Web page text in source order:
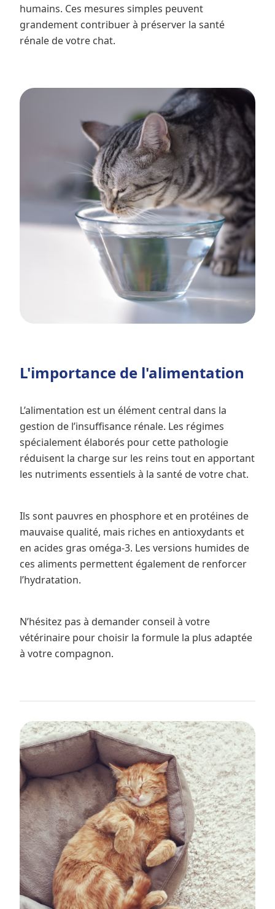
humains. Ces mesures simples peuvent
grandement contribuer à préserver la santé
rénale de votre chat.
L'importance de l'alimentation
L’alimentation est un élément central dans la
gestion de l’insuffisance rénale. Les régimes
spécialement élaborés pour cette pathologie
réduisent la charge sur les reins tout en apportant
les nutriments essentiels à la santé de votre chat.
Ils sont pauvres en phosphore et en protéines de
mauvaise qualité, mais riches en antioxydants et
en acides gras oméga-3. Les versions humides de
ces aliments permettent également de renforcer
l’hydratation.
N’hésitez pas à demander conseil à votre
vétérinaire pour choisir la formule la plus adaptée
à votre compagnon.